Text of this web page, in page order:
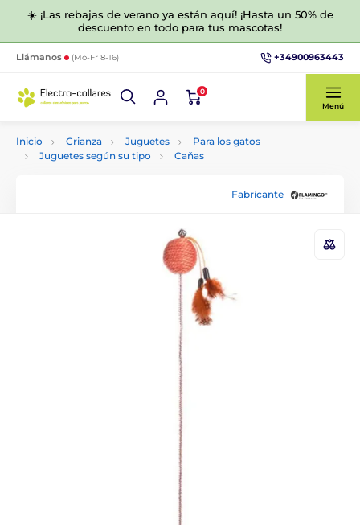
☀️ ¡Las rebajas de verano ya están aquí! ¡Hasta un 50% de
descuento en todo para tus mascotas!
Llámanos (Mo-Fr 8-16) +34900963443
0
Menú
Inicio Crianza Juguetes
Para los gatos
Juguetes según su tipo
Caňas
Fabricante